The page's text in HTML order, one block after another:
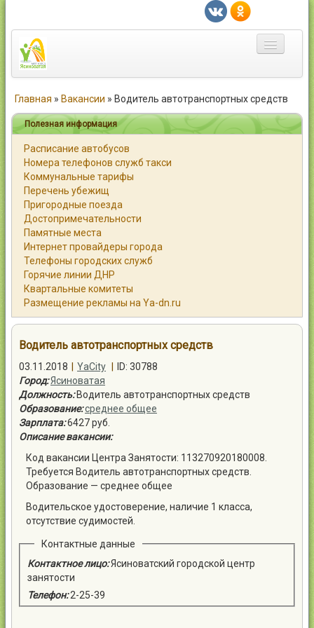
Город
Статьи
Каталог
Справочник
Работа
Объявления
Помощь
Контакты
Главная » Вакансии » Водитель автотранспортных средств
Полезная информация
Расписание автобусов
Номера телефонов служб такси
Коммунальные тарифы
Перечень убежищ
Пригородные поезда
Достопримечательности
Памятные места
Интернет провайдеры города
Телефоны городских служб
Горячие линии ДНР
Квартальные комитеты
Размещение рекламы на Ya-dn.ru
Водитель автотранспортных средств
03.11.2018 YaCity
ID: 30788
Город:Ясиноватая
Должность: Водитель автотранспортных средств
Образование:среднее общее
Зарплата:6427 руб.
Описание вакансии:
Код вакансии Центра Занятости: 113270920180008.
Требуется Водитель автотранспортных средств.
Образование — среднее общее
Водительское удостоверение, наличие 1 класса,
отсутствие судимостей.
Контактные данные
Контактное лицо:Ясиноватский городской центр
занятости
Телефон: 2-25-39